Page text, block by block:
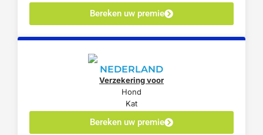
Bereken uw premie
NEDERLAND
Verzekering voor
Hond
Kat
Bereken uw premie